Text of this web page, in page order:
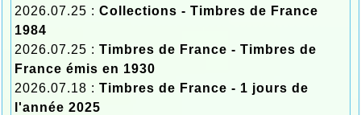
2026.07.25 : Collections - Timbres de France
1984
2026.07.25 : Timbres de France - Timbres de
France émis en 1930
2026.07.18 : Timbres de France - 1 jours de
l'année 2025